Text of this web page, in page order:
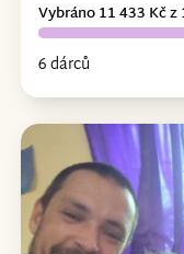
6 dárců
Vybráno 11 433 Kč z